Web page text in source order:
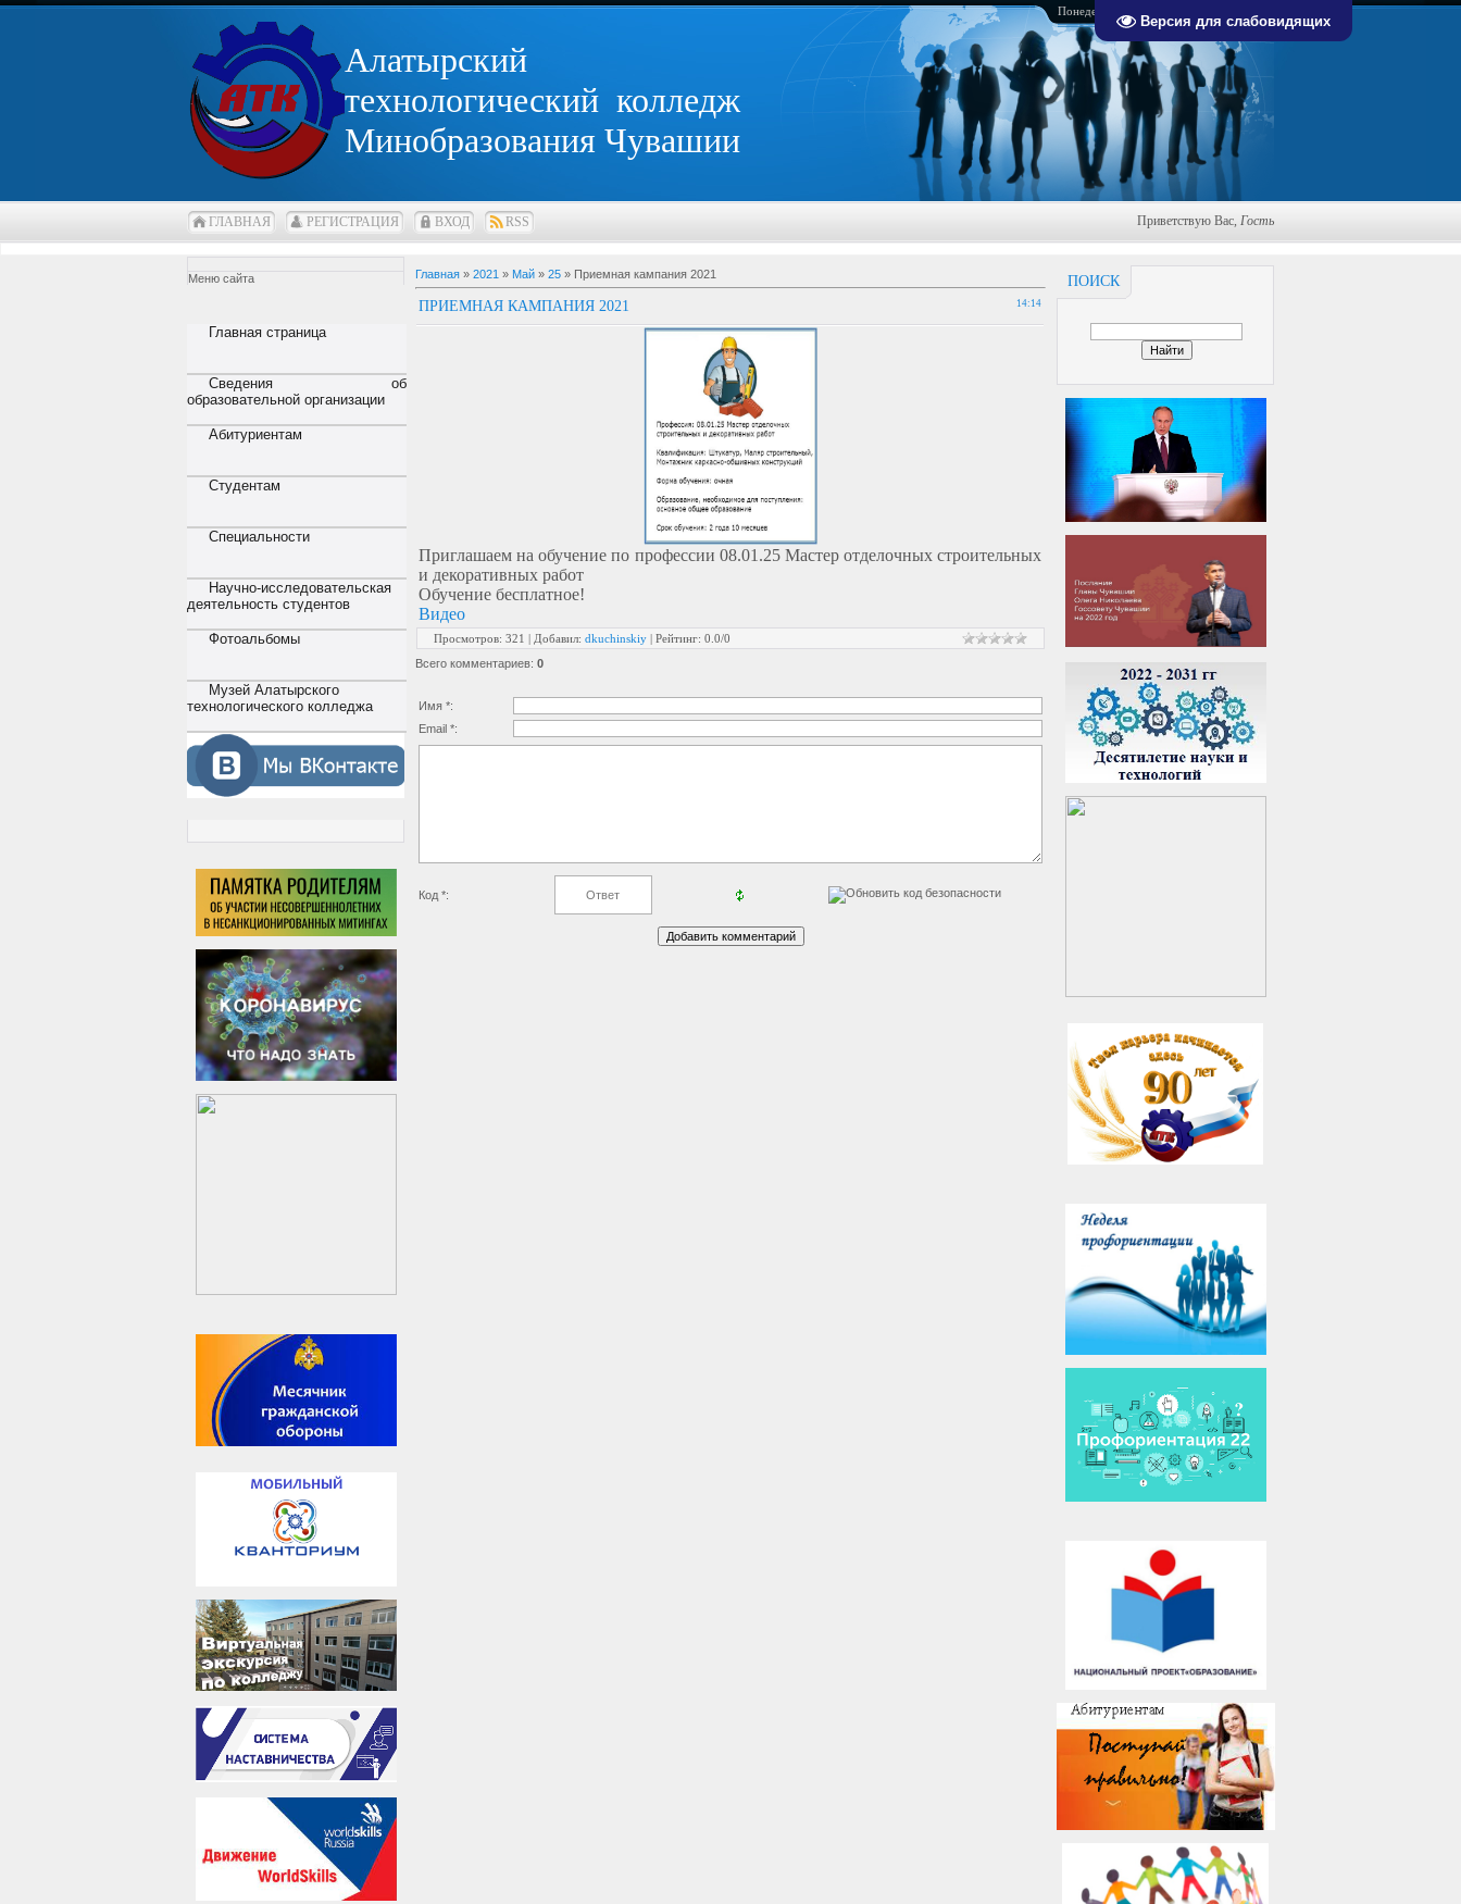
Версия для слабовидящих
Алатырский
технологический колледж
Минобразования Чувашии
Понедельник, 10.08.2026, 08:39
ГЛАВНАЯ РЕГИСТРАЦИЯ ВХОД RSS Приветствую Вас, Гость
Меню сайта
Главная страница
Сведения об
образовательной организации
Абитуриентам
Студентам
Специальности
Научно-исследовательская
деятельность студентов
Фотоальбомы
Музей Алатырского
технологического колледжа
ПОИСК
Главная » 2021 » Май » 25 » Приемная кампания 2021
14:14
ПРИЕМНАЯ КАМПАНИЯ 2021
Приглашаем на обучение по профессии 08.01.25 Мастер отделочных строительных
и декоративных работ
Обучение бесплатное!
Видео
Просмотров: 321 | Добавил: dkuchinskiy | Рейтинг: 0.0/0
Всего комментариев: 0
Имя *:
Email *:
Код *: